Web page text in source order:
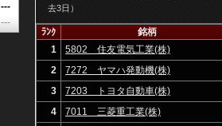
---
---
去3日）
ﾗﾝｸ 銘柄
1
5802 住友電気工業(株)
2
7272 ヤマハ発動機(株)
3
7203 トヨタ自動車(株)
4
7011 三菱重工業(株)